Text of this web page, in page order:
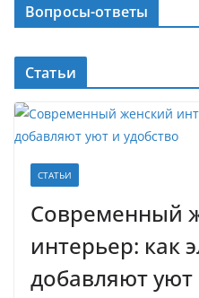
Вопросы-ответы
Статьи
СТАТЬИ
Современный
интерьер: как
добавляют уют